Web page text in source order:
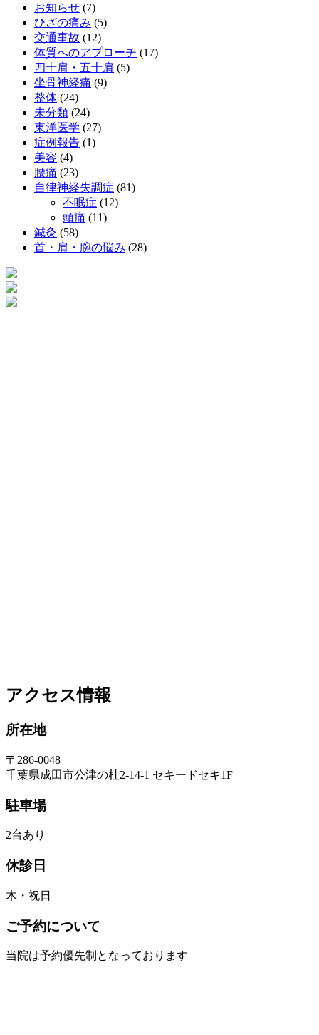
お知らせ (7)
ひざの痛み (5)
交通事故 (12)
体質へのアプローチ (17)
四十肩・五十肩 (5)
坐骨神経痛 (9)
整体 (24)
未分類 (24)
東洋医学 (27)
症例報告 (1)
美容 (4)
腰痛 (23)
自律神経失調症 (81)
不眠症 (12)
頭痛 (11)
鍼灸 (58)
首・肩・腕の悩み (28)
アクセス情報
所在地
〒286-0048
千葉県成田市公津の杜2-14-1 セキードセキ1F
駐車場
2台あり
休診日
木・祝日
ご予約について
当院は予約優先制となっております